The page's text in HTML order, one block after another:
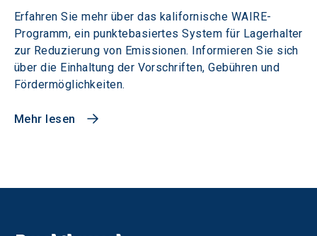
Erfahren Sie mehr über das kalifornische WAIRE-
Programm, ein punktebasiertes System für Lagerhalter
zur Reduzierung von Emissionen. Informieren Sie sich
über die Einhaltung der Vorschriften, Gebühren und
Fördermöglichkeiten.
Mehr lesen